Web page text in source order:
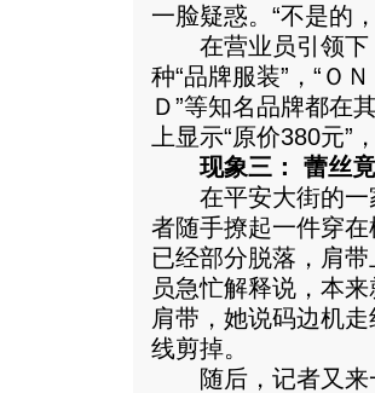
一脸疑惑。“不是的
在营业员引领下
种“品牌服装”，“Ｏ
Ｄ”等知名品牌都在
上显示“原价380元”
现象三： 蕾丝
在平安大街的一
者随手撩起一件穿
已经部分脱落，肩
员急忙解释说，本
肩带，她说码边机
线剪掉。
随后，记者又来一